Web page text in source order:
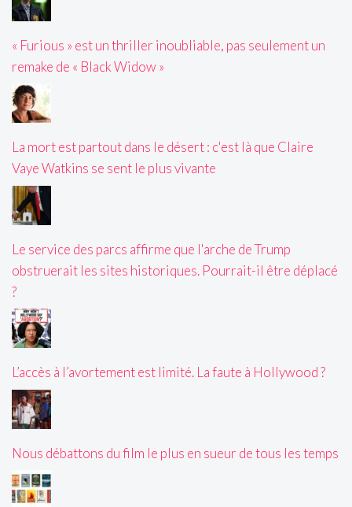
« Furious » est un thriller inoubliable, pas seulement un
remake de « Black Widow »
La mort est partout dans le désert : c'est là que Claire
Vaye Watkins se sent le plus vivante
Le service des parcs affirme que l'arche de Trump
obstruerait les sites historiques. Pourrait-il être déplacé
?
L’accès à l’avortement est limité. La faute à Hollywood ?
Nous débattons du film le plus en sueur de tous les temps